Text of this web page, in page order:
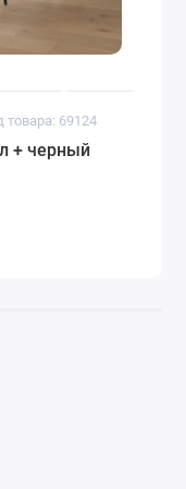
товара: 69124
+ черный